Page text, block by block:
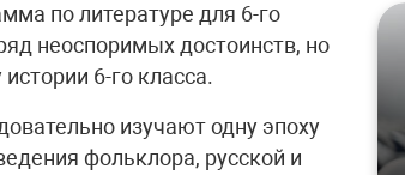
по литературе для 6-го
неоспоримых достоинств, но
6-го класса.
изучают одну эпоху
фольклора, русской и